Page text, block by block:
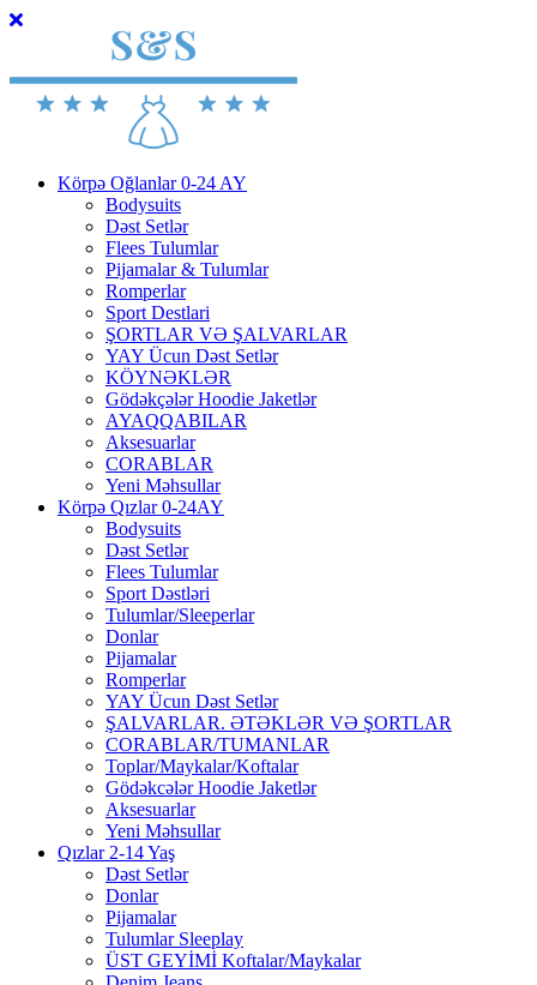
Körpə Oğlanlar 0-24 AY
Bodysuits
Dəst Setlər
Flees Tulumlar
Pijamalar & Tulumlar
Romperlar
Sport Destlari
ŞORTLAR VƏ ŞALVARLAR
YAY Ücun Dəst Setlər
KÖYNƏKLƏR
Gödəkçələr Hoodie Jaketlər
AYAQQABILAR
Aksesuarlar
CORABLAR
Yeni Məhsullar
Körpə Qızlar 0-24AY
Bodysuits
Dəst Setlər
Flees Tulumlar
Sport Dəstləri
Tulumlar/Sleeperlar
Donlar
Pijamalar
Romperlar
YAY Ücun Dəst Setlər
ŞALVARLAR. ƏTƏKLƏR VƏ ŞORTLAR
CORABLAR/TUMANLAR
Toplar/Maykalar/Koftalar
Gödəkcələr Hoodie Jaketlər
Aksesuarlar
Yeni Məhsullar
Qızlar 2-14 Yaş
Dəst Setlər
Donlar
Pijamalar
Tulumlar Sleeplay
ÜST GEYİMİ Koftalar/Maykalar